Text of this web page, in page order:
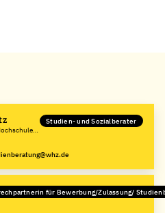
Studien- und Sozialberater
für Bewerbung/Zulassung/